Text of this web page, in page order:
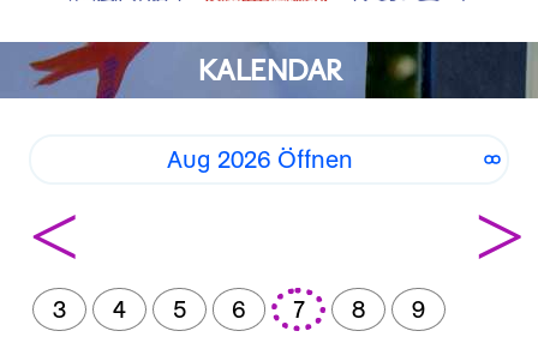
KALENDAR
Aug 2026 Öffnen
< >
3 4 5 6 7 8 9